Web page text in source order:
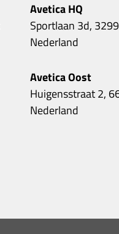
Avetica HQ
Sportlaan 3d,
Nederland
Avetica Oost
Huigensstraat 2,
Nederland